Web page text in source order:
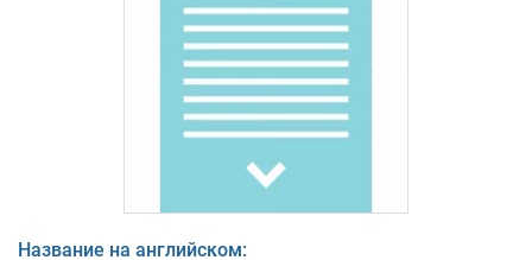
Название на английском: